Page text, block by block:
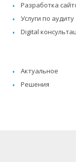
Разработка
Услуги по аудиту
Digital
Актуальное
Решения